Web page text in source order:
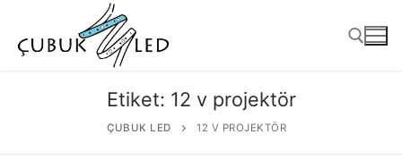
Etiket: 12 v projektör
ÇUBUK LED 12 V PROJEKTÖR